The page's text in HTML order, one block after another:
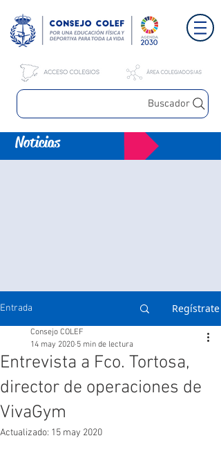
Buscador
Noticias
Entrada Regístrate
Entrevista a Fco. Tortosa,
director de operaciones de
VivaGym
Consejo COLEF
14 may 2020 5 min de lectura
Actualizado: 15 may 2020